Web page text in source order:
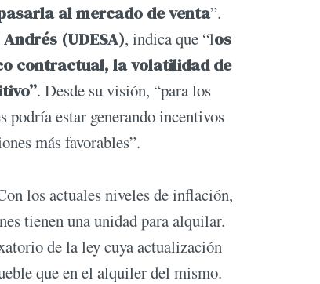
al mercado de venta”.
(UDESA), indica que “los
contractual, la volatilidad de
. Desde su visión, “para los
estar generando incentivos
más favorables”.
los actuales niveles de inflación,
tienen una unidad para alquilar.
de la ley cuya actualización
que en el alquiler del mismo.